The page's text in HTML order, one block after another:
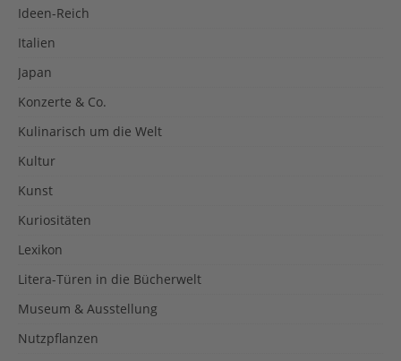
Ideen-Reich
Italien
Japan
Konzerte & Co.
Kulinarisch um die Welt
Kultur
Kunst
Kuriositäten
Lexikon
Litera-Türen in die Bücherwelt
Museum & Ausstellung
Nutzpflanzen